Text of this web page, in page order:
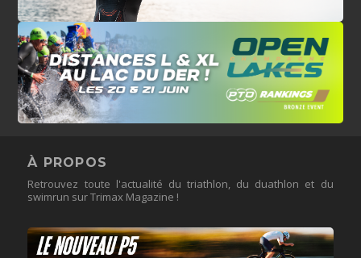
À PROPOS
Retrouvez toute l'actualité du triathlon, du duathlon et du
swimrun sur Trimax Magazine !